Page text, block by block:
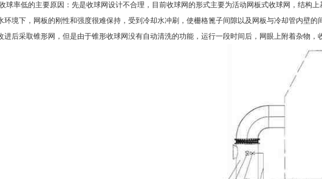
率低的主要原因：先是收球网设计不合理，目前收球网的形式主要为活动网板式收球网，结构上
环境下，网板的刚性和强度很难保持，受到冷却水冲刷，使栅格篦子间隙以及网板与冷却管内壁的
进后采取锥形网，但是由于锥形收球网没有自动清洗的功能，运行一段时间后，网眼上附着杂物，